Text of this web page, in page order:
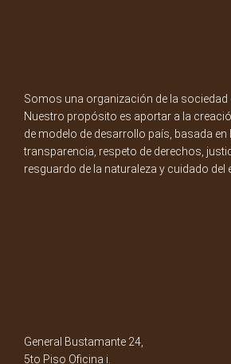
Somos una organización de la sociedad
Nuestro propósito es aportar a la
de modelo de desarrollo país, basada en
transparencia, respeto de derechos,
resguardo de la naturaleza y cuidado del
General Bustamante 24,
5to Piso Oficina i.